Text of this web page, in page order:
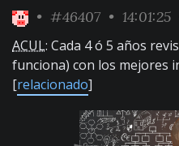
• #46407 • 14:01:25
ACUL: Cada 4 ó 5 años
funciona) con los mejores
[relacionado]